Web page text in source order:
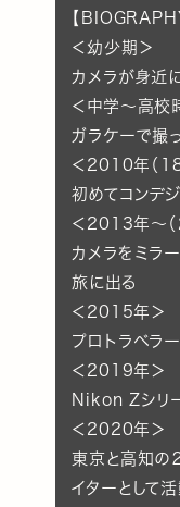
【
＜幼
カメラが身近
＜中学〜高
ガラケーで撮
＜2010
初めてコンデ
＜2013年
カメラをミラ
旅に出る
＜2015年＞
プロトラベラ
＜2019年＞
Nikon Zシ
＜2020
東京と高知の
イターとして